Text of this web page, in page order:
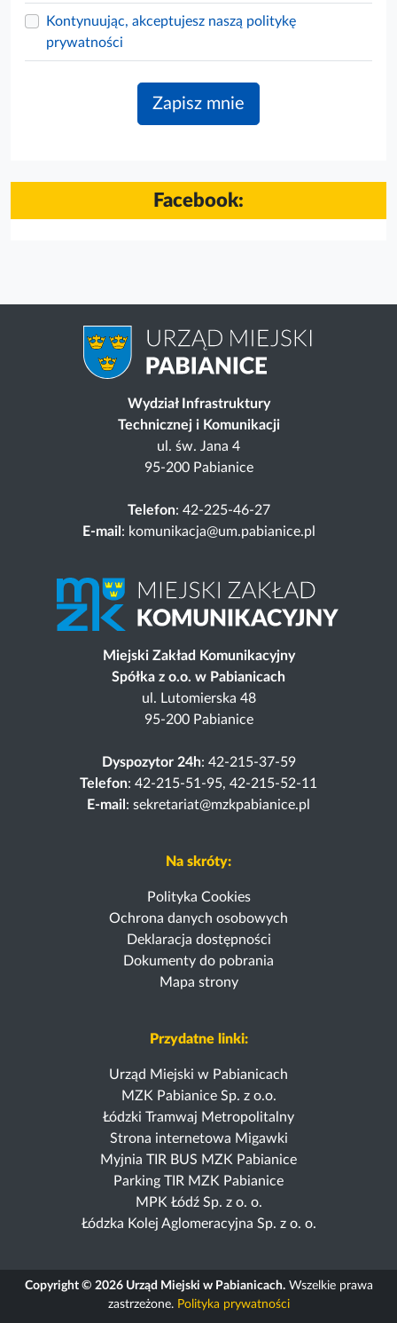
Kontynuując, akceptujesz naszą politykę
prywatności
Facebook:
Wydział Infrastruktury
Technicznej i Komunikacji
ul. św. Jana 4
95-200 Pabianice
Telefon: 42-225-46-27
E-mail : komunikacja@um.pabianice.pl
Miejski Zakład Komunikacyjny
Spółka z o.o. w Pabianicach
ul. Lutomierska 48
95-200 Pabianice
Dyspozytor 24h: 42-215-37-59
Telefon: 42-215-51-95, 42-215-52-11
E-mail : sekretariat@mzkpabianice.pl
Na skróty:
Polityka Cookies
Ochrona danych osobowych
Deklaracja dostępności
Dokumenty do pobrania
Mapa strony
Przydatne linki:
Urząd Miejski w Pabianicach
MZK Pabianice Sp. z o.o.
Łódzki Tramwaj Metropolitalny
Strona internetowa Migawki
Myjnia TIR BUS MZK Pabianice
Parking TIR MZK Pabianice
MPK Łódź Sp. z o. o.
Łódzka Kolej Aglomeracyjna Sp. z o. o.
Copyright © 2026 Urząd Miejski w Pabianicach.Wszelkie prawa
zastrzeżone. Polityka prywatności